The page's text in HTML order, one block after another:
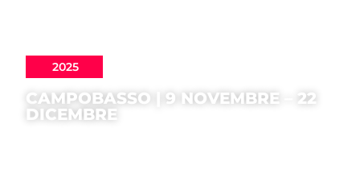
2025
CAMPOBASSO | 9 NOVEMBRE – 22
DICEMBRE